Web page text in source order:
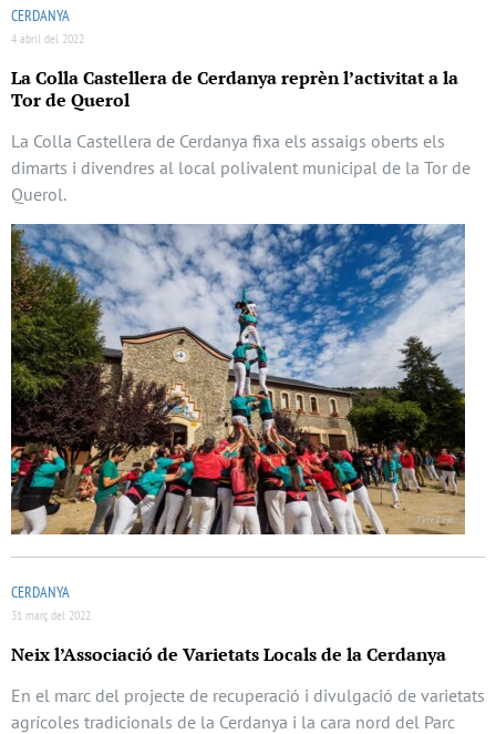
CERDANYA
4 abril del 2022
La Colla Castellera de Cerdanya reprèn l’activitat a la
Tor de Querol
La Colla Castellera de Cerdanya fixa els assaigs oberts els
dimarts i divendres al local polivalent municipal de la Tor de
Querol.
CERDANYA
31 març del 2022
Neix l’Associació de Varietats Locals de la Cerdanya
En el marc del projecte de recuperació i divulgació de varietats
agrícoles tradicionals de la Cerdanya i la cara nord del Parc